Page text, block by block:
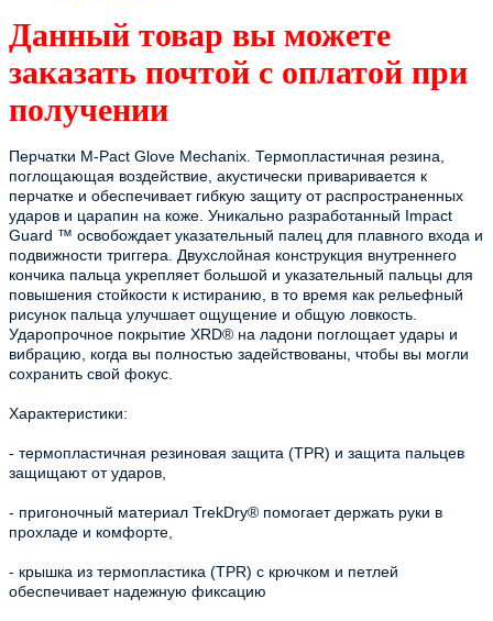
Данный товар вы можете
заказать почтой с оплатой при
получении
Перчатки M-Pact Glove Mechanix. Термопластичная резина,
поглощающая воздействие, акустически приваривается к
перчатке и обеспечивает гибкую защиту от распространенных
ударов и царапин на коже. Уникально разработанный Impact
Guard ™ освобождает указательный палец для плавного входа и
подвижности триггера. Двухслойная конструкция внутреннего
кончика пальца укрепляет большой и указательный пальцы для
повышения стойкости к истиранию, в то время как рельефный
рисунок пальца улучшает ощущение и общую ловкость.
Ударопрочное покрытие XRD® на ладони поглощает удары и
вибрацию, когда вы полностью задействованы, чтобы вы могли
сохранить свой фокус.
Характеристики:
- термопластичная резиновая защита (TPR) и защита пальцев
защищают от ударов,
- пригоночный материал TrekDry® помогает держать руки в
прохладе и комфорте,
- крышка из термопластика (TPR) с крючком и петлей
обеспечивает надежную фиксацию